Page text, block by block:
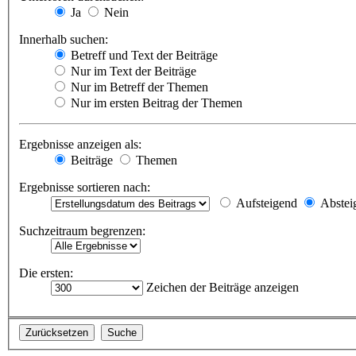
Ja
Nein
Innerhalb suchen:
Betreff und Text der Beiträge
Nur im Text der Beiträge
Nur im Betreff der Themen
Nur im ersten Beitrag der Themen
Ergebnisse anzeigen als:
Beiträge
Themen
Ergebnisse sortieren nach:
Aufsteigend
Suchzeitraum begrenzen:
Die ersten:
Zeichen der Beiträge anzeigen